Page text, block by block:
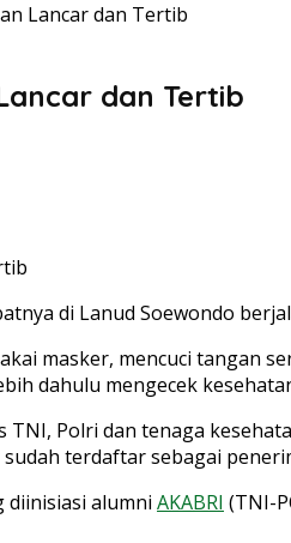
Lancar dan Tertib
dan Tertib
di Lanud Soewondo
masker, mencuci tangan
dahulu mengecek
Polri dan tenaga
terdaftar sebagai
diinisiasi alumni AKABRI (TNI-